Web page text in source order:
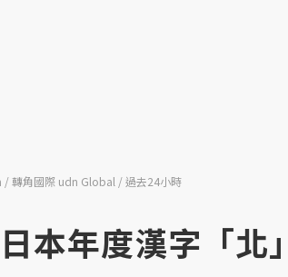
轉角國際 udn Global 過去24小時
日本年度漢字「北